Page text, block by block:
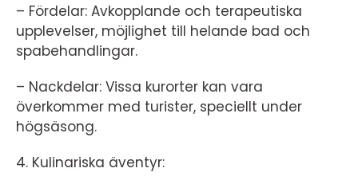
– Fördelar: Avkopplande och terapeutiska
upplevelser, möjlighet till helande bad och
spabehandlingar.
– Nackdelar: Vissa kurorter kan vara
överkommer med turister, speciellt under
högsäsong.
4. Kulinariska äventyr: